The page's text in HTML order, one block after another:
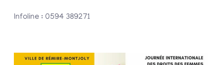
Infoline : 0594 389271